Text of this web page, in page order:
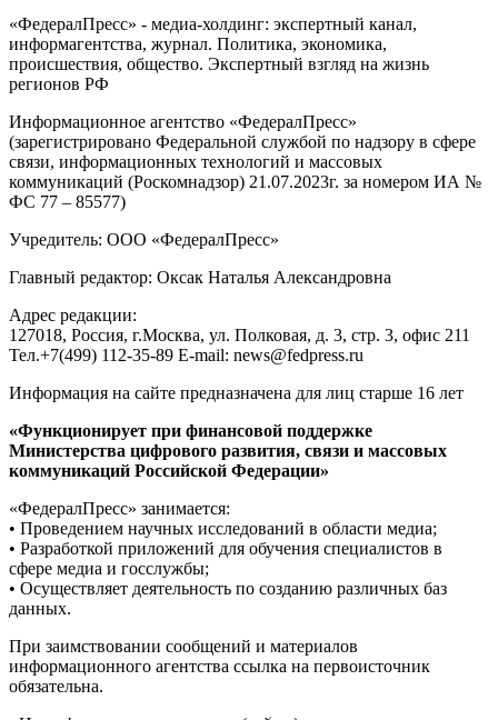
«ФедералПресс» - медиа-холдинг: экспертный канал,
информагентства, журнал. Политика, экономика,
происшествия, общество. Экспертный взгляд на жизнь
регионов РФ
Информационное агентство «ФедералПресс»
(зарегистрировано Федеральной службой по надзору в сфере
связи, информационных технологий и массовых
коммуникаций (Роскомнадзор) 21.07.2023г. за номером ИА №
ФС 77 – 85577)
Учредитель: ООО «ФедералПресс»
Главный редактор: Оксак Наталья Александровна
Адрес редакции:
127018, Россия, г.Москва, ул. Полковая, д. 3, стр. 3, офис 211
Тел.+7(499) 112-35-89 E-mail: news@fedpress.ru
Информация на сайте предназначена для лиц старше 16 лет
«Функционирует при финансовой поддержке
Министерства цифрового развития, связи и массовых
коммуникаций Российской Федерации»
«ФедералПресс» занимается:
• Проведением научных исследований в области медиа;
• Разработкой приложений для обучения специалистов в
сфере медиа и госслужбы;
• Осуществляет деятельность по созданию различных баз
данных.
При заимствовании сообщений и материалов
информационного агентства ссылка на первоисточник
обязательна.